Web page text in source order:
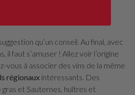
de terroir
qu’un conseil. Au final, avec
il faut s’amuser ! Allez voir l’origine
vous à associer des vins de la même
régionaux intéressants. Des
et Sauternes, huîtres et